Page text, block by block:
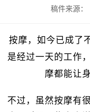
稿件来源：
按摩，如今已成了
是经过一天的工作
摩都能让
不过，虽然按摩有